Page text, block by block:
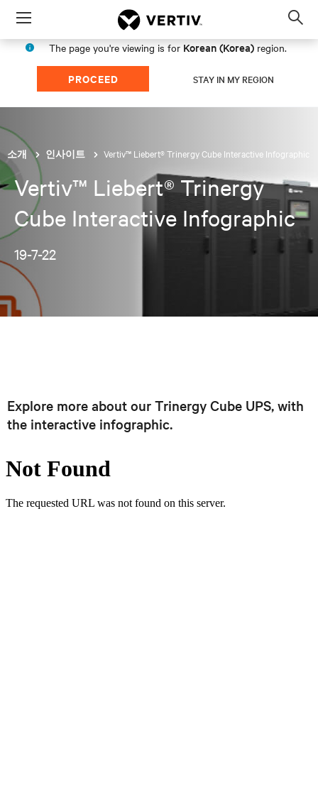
Menu
The page you're viewing is for Korean (Korea) region.
PROCEED STAY IN MY REGION
소개 인사이트 Vertiv™ Liebert® Trinergy Cube Interactive Infographic
Vertiv™ Liebert® Trinergy
Cube Interactive Infographic
19-7-22
Explore more about our Trinergy Cube UPS, with
the interactive infographic.